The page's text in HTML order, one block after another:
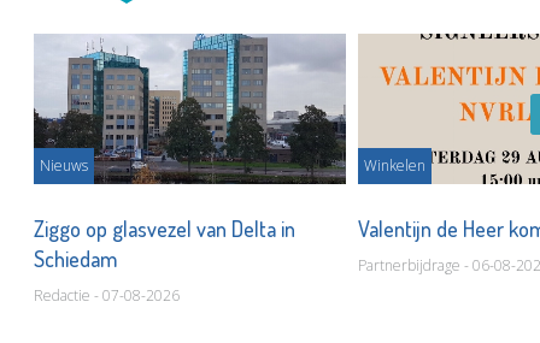
Nieuws
Ziggo op glasvezel van Delta in
Schiedam
Redactie - 07-08-2026
Winkelen
Valentijn de Heer
Partnerbijdrage - 06-08-